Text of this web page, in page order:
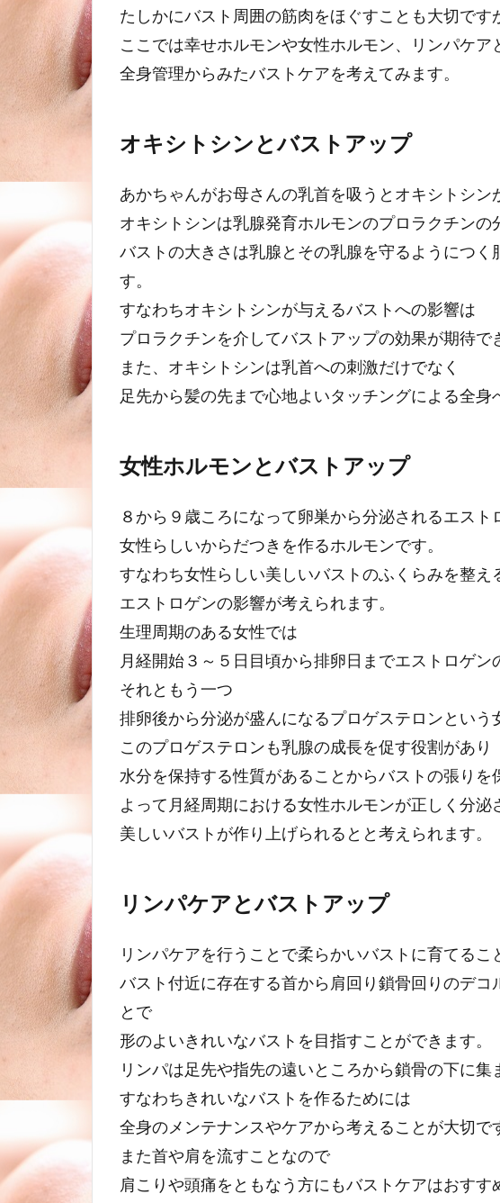
たしかにバスト周囲の筋肉をほぐすことも大切です
ここでは幸せホルモンや女性ホルモン、リンパケア
全身管理からみたバストケアを考えてみます。
オキシトシンとバストアップ
あかちゃんがお母さんの乳首を吸うとオキシトシン
オキシトシンは乳腺発育ホルモンのプロラクチンの
バストの大きさは乳腺とその乳腺を守るようにつく
す。
すなわちオキシトシンが与えるバストへの影響は
プロラクチンを介してバストアップの効果が期待で
また、オキシトシンは乳首への刺激だけでなく
足先から髪の先まで心地よいタッチングによる全身
女性ホルモンとバストアップ
８から９歳ころになって卵巣から分泌されるエスト
女性らしいからだつきを作るホルモンです。
すなわち女性らしい美しいバストのふくらみを整え
エストロゲンの影響が考えられます。
生理周期のある女性では
月経開始３～５日目頃から排卵日までエストロゲン
それともう一つ
排卵後から分泌が盛んになるプロゲステロンという
このプロゲステロンも乳腺の成長を促す役割があり
水分を保持する性質があることからバストの張りを
よって月経周期における女性ホルモンが正しく分泌
美しいバストが作り上げられるとと考えられます。
リンパケアとバストアップ
リンパケアを行うことで柔らかいバストに育てるこ
バスト付近に存在する首から肩回り鎖骨回りのデコ
とで
形のよいきれいなバストを目指すことができます。
リンパは足先や指先の遠いところから鎖骨の下に集
すなわちきれいなバストを作るためには
全身のメンテナンスやケアから考えることが大切で
また首や肩を流すことなので
肩こりや頭痛をともなう方にもバストケアはおすす